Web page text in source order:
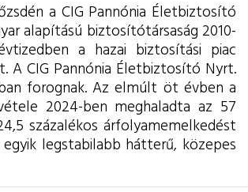
a CIG Pannónia Életbiztosító
alapítású biztosítótársaság 2010-
a hazai biztosítási piac
A CIG Pannónia Életbiztosító Nyrt.
forognak. Az elmúlt öt évben a
2024-ben meghaladta az 57
százalékos árfolyamemelkedést
legstabilabb hátterű, közepes